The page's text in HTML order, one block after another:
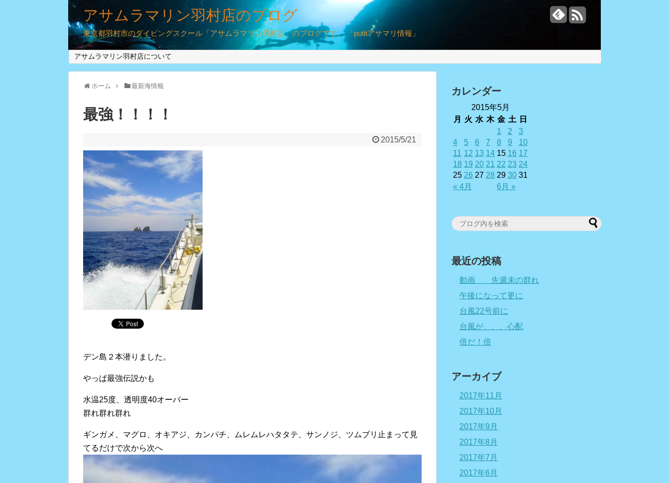
アサムラマリン羽村店のブログ
東京都羽村市のダイビングスクール「アサムラマリン羽村店」のブログです。 「putitアサマリ情報」
アサムラマリン羽村店について
ホーム 最新海情報
最強！！！！
2015/5/21
デン島２本潜りました。
やっぱ最強伝説かも
水温25度、透明度40オーバー
群れ群れ群れ
ギンガメ、マグロ、オキアジ、カンパチ、ムレムレハタタテ、サンノジ、ツムブリ止まって見
てるだけで次から次へ
カレンダー
2015年5月
月
火 水 木 金 土 日
« 4月 6月 »
1 2
3
4
5 6 7 8 9
10
11 12 13 14 15 16 17
18 19 20 21 22 23 24
25 26 27 28 29 30 31
最近の投稿
動画 先週末の群れ
午後になって更に
台風22号前に
台風が、、、心配
倍だ！倍
アーカイブ
2017年11月
2017年10月
2017年9月
2017年8月
2017年7月
2017年6月